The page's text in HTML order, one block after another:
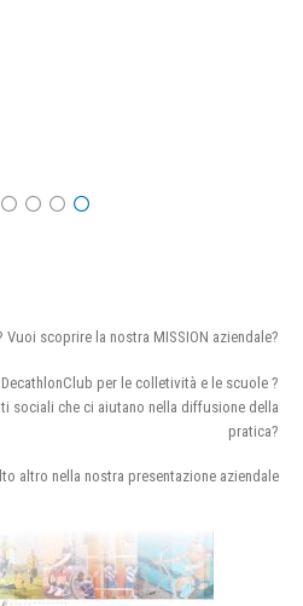
scoprire la nostra MISSION aziendale?
per le colletività e le scuole ?
sociali che ci aiutano nella diffusione della
pratica?
altro nella nostra presentazione aziendale